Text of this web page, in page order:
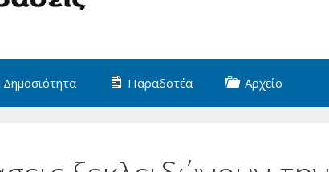
Δημοσιότητα Παραδοτέα Αρχείο